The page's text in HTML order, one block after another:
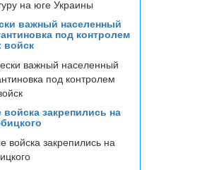
важный населенный
под контролем
войск
войска закрепились на